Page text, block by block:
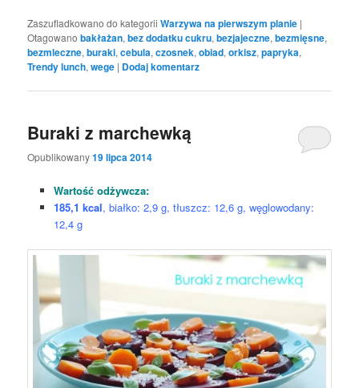
Zaszufladkowano do kategorii Warzywa na pierwszym planie |
Otagowano bakłażan,bez dodatku cukru,bezjajeczne,bezmięsne,
bezmleczne,buraki,cebula,czosnek,obiad,orkisz,papryka,
Trendy lunch,wege | Dodaj komentarz
Buraki z marchewką
Opublikowany19 lipca 2014
Wartość odżywcza:
185,1 kcal, białko: 2,9 g, tłuszcz: 12,6 g, węglowodany:
12,4 g